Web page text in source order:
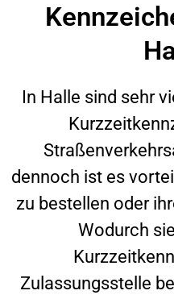
In Halle sind sehr
dennoch ist es
zu bestellen oder
Wodurch
Zulassungsstelle